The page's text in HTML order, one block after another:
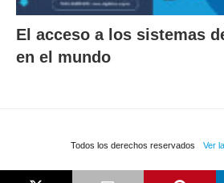
El acceso a los sistemas
en el mundo
Todos los derechos reservados Ver